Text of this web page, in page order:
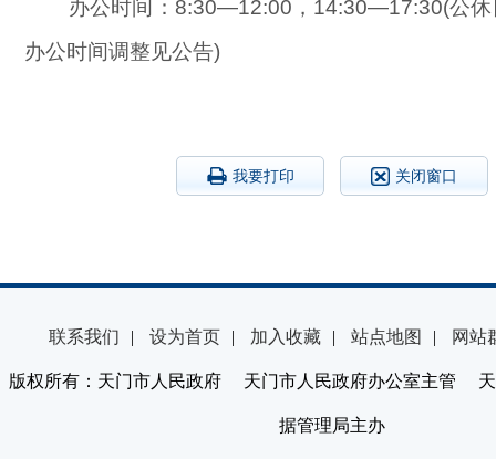
办公时间：8:30—12:00，14:30—17:30(公休
办公时间调整见公告)
我要打印 关闭窗口
联系我们 | 设为首页 | 加入收藏 | 站点地图 | 网站
版权所有：天门市人民政府 天门市人民政府办公室主管 天
据管理局主办